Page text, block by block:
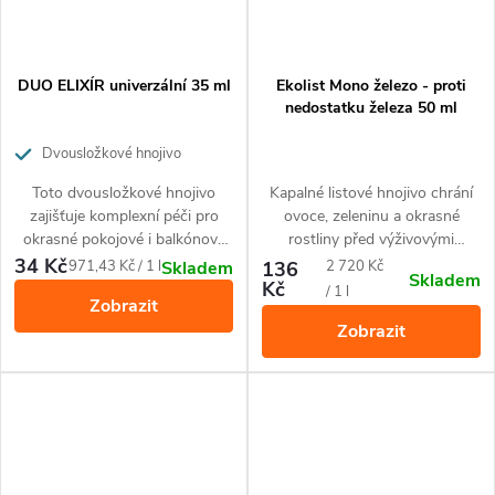
DUO ELIXÍR univerzální 35 ml
Dvousložkové hnojivo
okrasné pokojové i balkónové
rostliny.
Toto dvousložkové hnojivo
zajišťuje komplexní péči pro
okrasné pokojové i balkónové
rostliny. Je ideálním řešením
zvláště pro květiny, které trpí
problémy jako pomalý růst,
nedostatečné kvetení,
nezdravý vzhled, ale může být
34 KčMěrná
971,43 Kč / 1 lSkladem
Zobrazit
Ekolist Mono železo - proti
nedostatku železa 50 ml
Kapalné listové hnojivo chrání
ovoce, zeleninu a okrasné
rostliny před výživovými
nemocemi způsobenými
nedostatkem železa.
136
Kč
Měrná
cena:
2 720 Kč
/ 1 l
Skladem
Zobrazit